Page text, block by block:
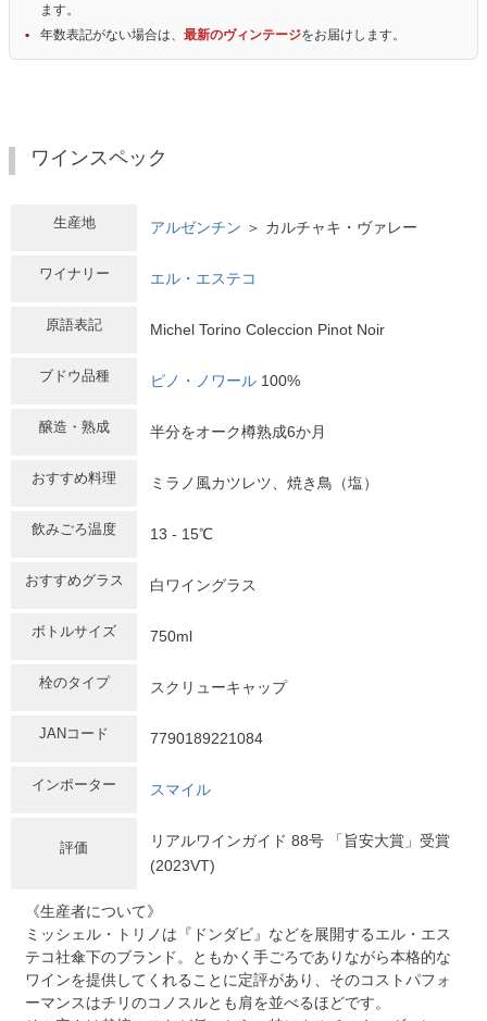
ます。
年数表記がない場合は、 最新のヴィンテージをお届けします。
ワインスペック
生産地 アルゼンチン ＞ カルチャキ・ヴァレー
ワイナリー エル・エステコ
原語表記 Michel Torino Coleccion Pinot Noir
ブドウ品種 ピノ・ノワール 100%
醸造・熟成 半分をオーク樽熟成6か月
おすすめ料理 ミラノ風カツレツ、焼き鳥（塩）
飲みごろ温度 13 - 15℃
おすすめグラス 白ワイングラス
ボトルサイズ 750ml
栓のタイプ スクリューキャップ
JANコード 7790189221084
インポーター スマイル
評価
リアルワインガイド 88号 「旨安大賞」受賞
(2023VT)
《生産者について》
ミッシェル・トリノは『ドンダビ』などを展開するエル・エス
テコ社傘下のブランド。ともかく手ごろでありながら本格的な
ワインを提供してくれることに定評があり、そのコストパフォ
ーマンスはチリのコノスルとも肩を並べるほどです。